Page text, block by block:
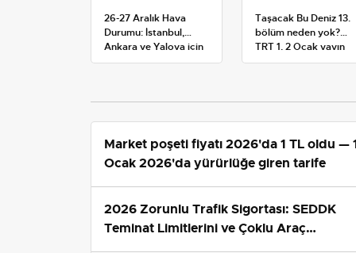
26-27 Aralık Hava
Durumu: İstanbul,
Ankara ve Yalova için
Kar Tahminleri
Taşacak Bu Deniz 13.
bölüm neden yok?
TRT 1, 2 Ocak yayın
planını değiştirdi
Market poşeti fiyatı 2026'da 1 TL oldu —
Ocak 2026'da yürürlüğe giren tarife
2026 Zorunlu Trafik Sigortası: SEDDK
Teminat Limitlerini ve Çoklu Araç